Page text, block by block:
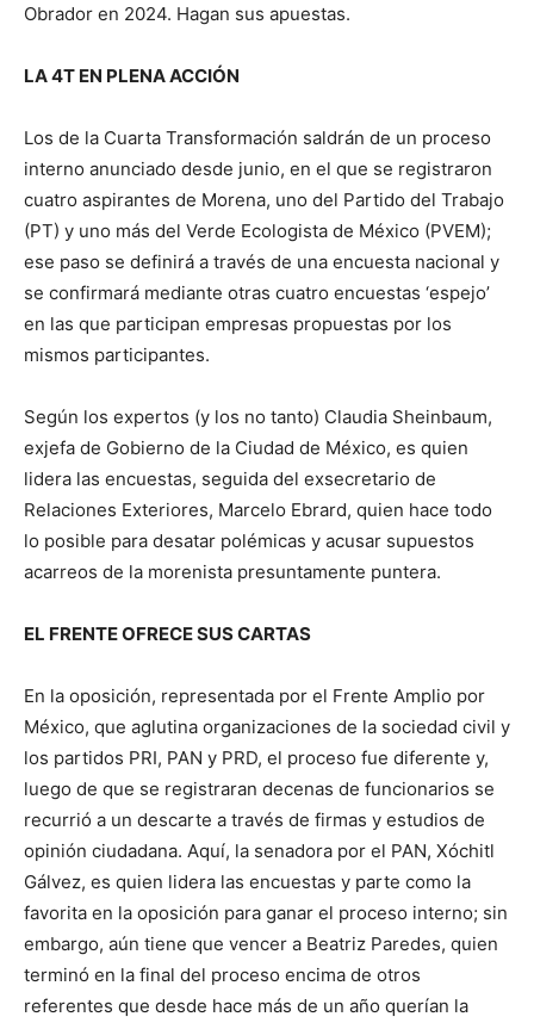
Obrador en 2024. Hagan sus apuestas.
LA 4T EN PLENA ACCIÓN
Los de la Cuarta Transformación saldrán de un proceso
interno anunciado desde junio, en el que se registraron
cuatro aspirantes de Morena, uno del Partido del Trabajo
(PT) y uno más del Verde Ecologista de México (PVEM);
ese paso se definirá a través de una encuesta nacional y
se confirmará mediante otras cuatro encuestas ‘espejo’
en las que participan empresas propuestas por los
mismos participantes.
Según los expertos (y los no tanto) Claudia Sheinbaum,
exjefa de Gobierno de la Ciudad de México, es quien
lidera las encuestas, seguida del exsecretario de
Relaciones Exteriores, Marcelo Ebrard, quien hace todo
lo posible para desatar polémicas y acusar supuestos
acarreos de la morenista presuntamente puntera.
EL FRENTE OFRECE SUS CARTAS
En la oposición, representada por el Frente Amplio por
México, que aglutina organizaciones de la sociedad civil y
los partidos PRI, PAN y PRD, el proceso fue diferente y,
luego de que se registraran decenas de funcionarios se
recurrió a un descarte a través de firmas y estudios de
opinión ciudadana. Aquí, la senadora por el PAN, Xóchitl
Gálvez, es quien lidera las encuestas y parte como la
favorita en la oposición para ganar el proceso interno; sin
embargo, aún tiene que vencer a Beatriz Paredes, quien
terminó en la final del proceso encima de otros
referentes que desde hace más de un año querían la